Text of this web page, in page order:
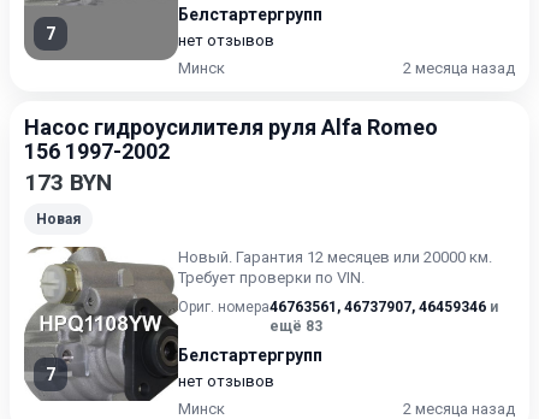
7
Белстартергрупп
нет отзывов
Минск
2 месяца назад
Насос гидроусилителя руля Alfa Romeo
156 1997-2002
173 BYN
Новая
7
Новый. Гарантия 12 месяцев или 20000 км.
Требует проверки по VIN.
Ориг. номера46763561 , 46737907, 46459346 и
ещё 83
Белстартергрупп
нет отзывов
Минск
2 месяца назад